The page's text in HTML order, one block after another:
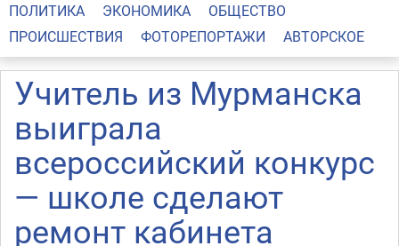
ПОЛИТИКА ЭКОНОМИКА
ОБЩЕСТВО
ПРОИСШЕСТВИЯ
ФОТОРЕПОРТАЖИ АВТОРСКОЕ
Учитель из Мурманска
выиграла
всероссийский конкурс
— школе сделают
ремонт кабинета